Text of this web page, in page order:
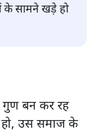
के सामने खड़े हो
गुण बन कर रह
हो, उस समाज के